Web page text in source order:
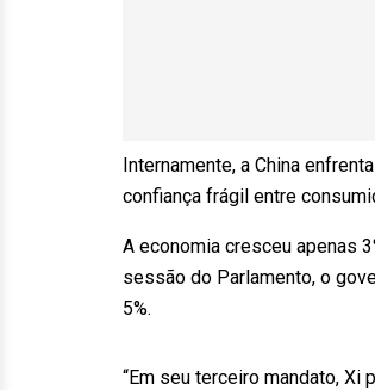
Internamente, a China
confiança frágil entre
A economia cresceu apenas
sessão do Parlamento, o
5%.
“Em seu terceiro mandato, Xi